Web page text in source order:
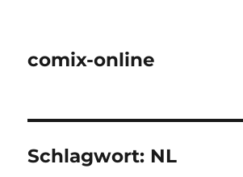
comix-online
Schlagwort: NL